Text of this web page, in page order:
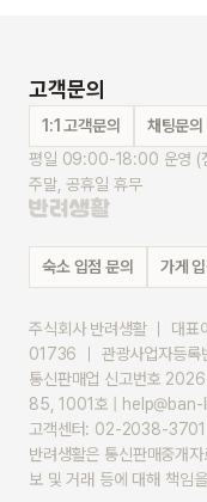
고객문의
1:1 고객문의
채팅문의
평일 09:00-18:00 운영 (
주말, 공휴일 휴무
숙소 입점 문의 가게
주식회사 반려생활 ｜ 대
01736 ｜ 관광사업자등
통신판매업 신고번호
85, 1001호 |
고객센터: 02-2038-3701
반려생활은 통신판매중개
보 및 거래 등에 대해 책임